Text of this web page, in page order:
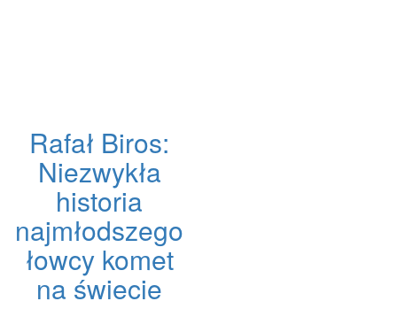
Rafał Biros:
Niezwykła
historia
najmłodszego
łowcy komet
na świecie